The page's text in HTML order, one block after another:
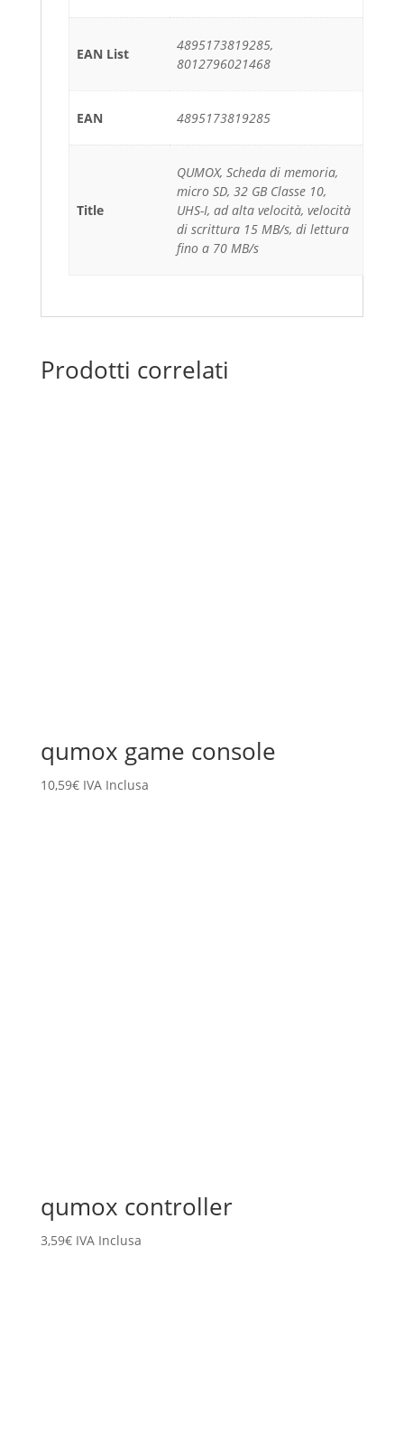
EAN List
4895173819285,
8012796021468
EAN 4895173819285
Title
QUMOX, Scheda di memoria,
micro SD, 32 GB Classe 10,
UHS-I, ad alta velocità, velocità
di scrittura 15 MB/s, di lettura
fino a 70 MB/s
Prodotti correlati
qumox game console
10,59€ IVA Inclusa
qumox controller
3,59€ IVA Inclusa